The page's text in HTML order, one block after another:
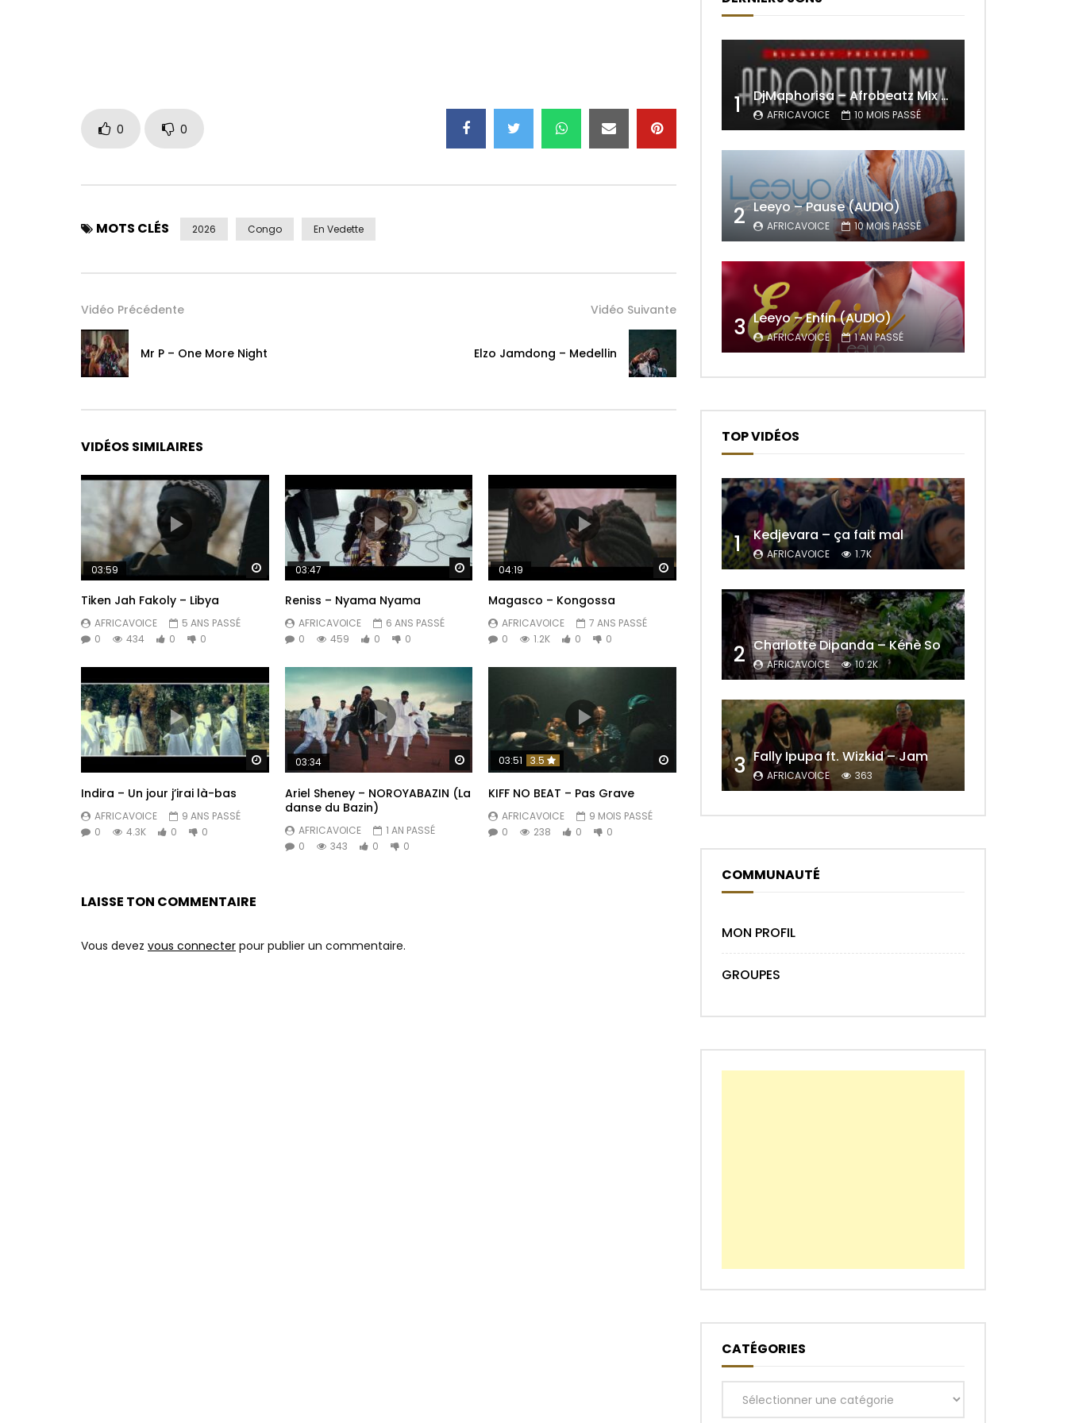
0 0
MOTS CLÉS 2026 Congo En Vedette
Vidéo Précédente
Mr P – One More Night
Vidéo Suivante
Elzo Jamdong – Medellin
VIDÉOS SIMILAIRES
Regarder Plus Tard
03:59
Tiken Jah Fakoly – Libya
AFRICAVOICE
5 ANS PASSÉ
0
434 0 0
Regarder Plus Tard
03:47
Reniss – Nyama Nyama
AFRICAVOICE
6 ANS PASSÉ
0
459 0 0
Regarder Plus Tard
04:19
Magasco – Kongossa
AFRICAVOICE
7 ANS PASSÉ
0
1.2K 0 0
Regarder Plus Tard
Indira – Un jour j’irai là-bas
AFRICAVOICE
9 ANS PASSÉ
0
4.3K 0 0
Regarder Plus Tard
03:34
Ariel Sheney – NOROYABAZIN (La
danse du Bazin)
AFRICAVOICE
1 AN PASSÉ
0
343 0 0
Regarder Plus Tard
03:51 3.5
KIFF NO BEAT – Pas Grave
AFRICAVOICE
9 MOIS PASSÉ
0
238 0 0
LAISSE TON COMMENTAIRE
Vous devez vous connecter pour publier un commentaire.
1 DjMaphorisa – Afrobeatz Mix Vol1 (AUDIO)
AFRICAVOICE 10 MOIS PASSÉ
2 Leeyo – Pause (AUDIO)
AFRICAVOICE 10 MOIS PASSÉ
3 Leeyo – Enfin (AUDIO)
AFRICAVOICE 1 AN PASSÉ
TOP VIDÉOS
1 Kedjevara – ça fait mal
AFRICAVOICE 1.7K
2 Charlotte Dipanda – Kénè So
AFRICAVOICE 10.2K
3 Fally Ipupa ft. Wizkid – Jam
AFRICAVOICE 363
COMMUNAUTÉ
MON PROFIL
GROUPES
CATÉGORIES
Catégories